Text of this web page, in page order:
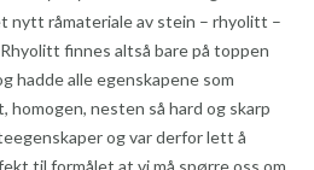
nytt råmateriale av stein – rhyolitt –
finnes altså bare på toppen
hadde alle egenskapene som
nesten så hard og skarp
og var derfor lett å